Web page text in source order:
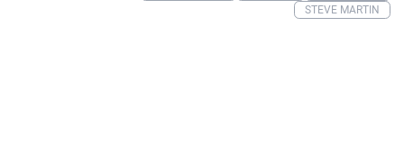
STEVE MARTIN